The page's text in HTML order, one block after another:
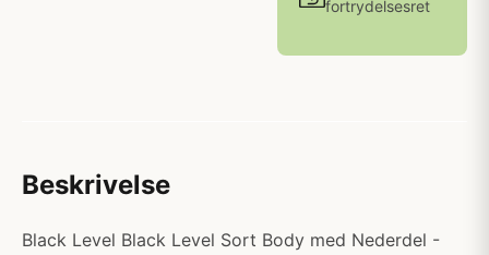
fortrydelsesret
Beskrivelse
Black Level Black Level Sort Body med Nederdel -